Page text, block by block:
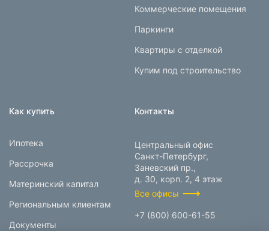
Коммерческие помещения
Паркинги
Квартиры с отделкой
Купим под строительство
Как купить
Ипотека
Рассрочка
Материнский капитал
Региональным клиентам
Документы
Контакты
Центральный офис
Санкт-Петербург,
Заневский пр.,
д. 30, корп. 2, 4 этаж
Все офисы
+7 (800) 600-61-55